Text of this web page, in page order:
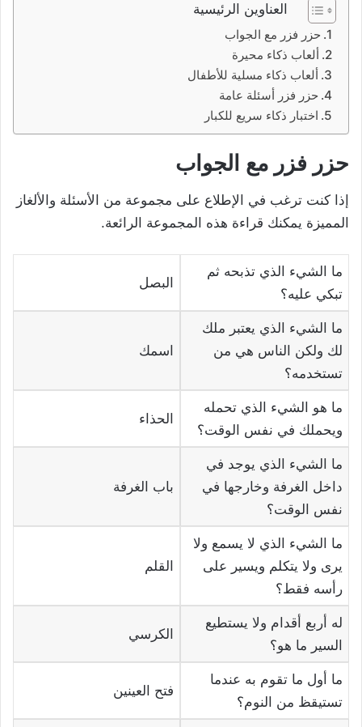
العناوين الرئيسية
حزر فزر مع الجواب
ألعاب ذكاء محيرة
ألعاب ذكاء مسلية للأطفال
حزر فزر أسئلة عامة
اختبار ذكاء سريع للكبار
حزر فزر مع الجواب
إذا كنت ترغب في الإطلاع على مجموعة من الأسئلة والألغاز
المميزة يمكنك قراءة هذه المجموعة الرائعة.
ما الشيء الذي تذبحه ثم
تبكي عليه؟
البصل
ما الشيء الذي يعتبر ملك
لك ولكن الناس هي من
تستخدمه؟
اسمك
ما هو الشيء الذي تحمله
ويحملك في نفس الوقت؟
الحذاء
ما الشيء الذي يوجد في
داخل الغرفة وخارجها في
نفس الوقت؟
باب الغرفة
ما الشيء الذي لا يسمع ولا
يرى ولا يتكلم ويسير على
رأسه فقط؟
القلم
له أربع أقدام ولا يستطيع
السير ما هو؟
الكرسي
ما أول ما تقوم به عندما
تستيقظ من النوم؟
فتح العينين